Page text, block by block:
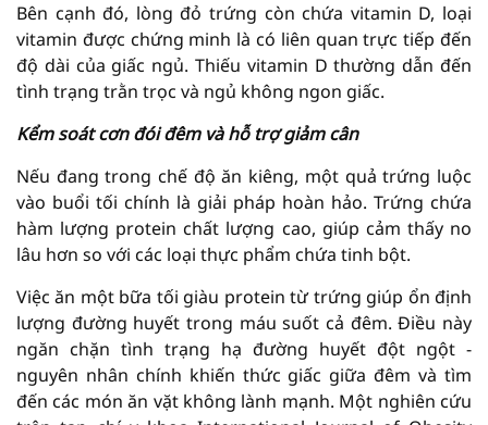
Bên cạnh đó, lòng đỏ trứng còn chứa vitamin D, loại
vitamin được chứng minh là có liên quan trực tiếp đến
độ dài của giấc ngủ. Thiếu vitamin D thường dẫn đến
tình trạng trằn trọc và ngủ không ngon giấc.
Kểm soát cơn đói đêm và hỗ trợ giảm cân
Nếu đang trong chế độ ăn kiêng, một quả trứng luộc
vào buổi tối chính là giải pháp hoàn hảo. Trứng chứa
hàm lượng protein chất lượng cao, giúp cảm thấy no
lâu hơn so với các loại thực phẩm chứa tinh bột.
Việc ăn một bữa tối giàu protein từ trứng giúp ổn định
lượng đường huyết trong máu suốt cả đêm. Điều này
ngăn chặn tình trạng hạ đường huyết đột ngột -
nguyên nhân chính khiến thức giấc giữa đêm và tìm
đến các món ăn vặt không lành mạnh. Một nghiên cứu